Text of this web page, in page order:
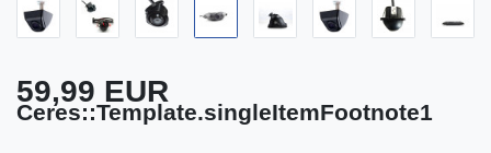
59,99 EUR
Ceres::Template.singleItemFootnote1